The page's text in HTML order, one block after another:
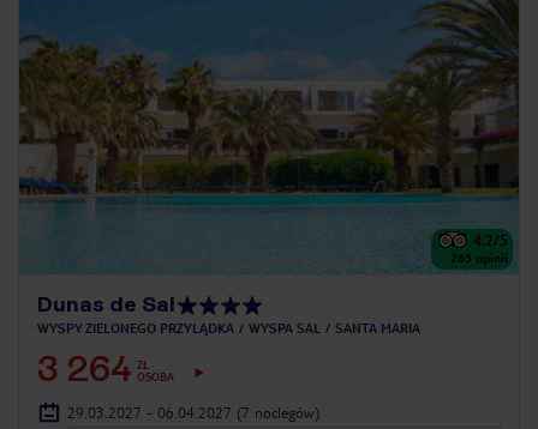
4.2/5
265 opinii
Dunas de Sal
WYSPY ZIELONEGO PRZYLĄDKA WYSPA SAL SANTA MARIA
3 264 ZŁ
OSOBA
29.03.2027 - 06.04.2027 (7 noclegów)